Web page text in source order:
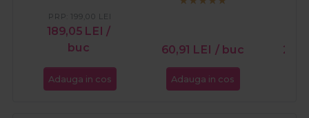
189,05 LEI /
buc
PRP: 199,00 LEI
Adauga in cos
60,91 LEI / buc
Adauga in cos